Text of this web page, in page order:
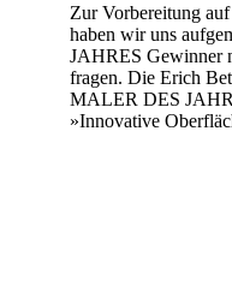
Zur Vorbereitung
haben wir uns
JAHRES Gewinner
fragen. Die Erich
MALER DES
»Innovative